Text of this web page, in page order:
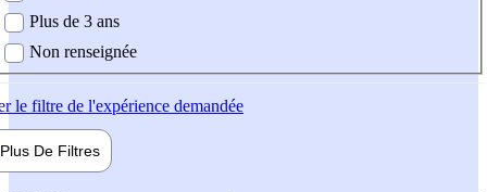
Plus de 3 ans
Non renseignée
le filtre de l'expérience demandée
Plus De Filtres